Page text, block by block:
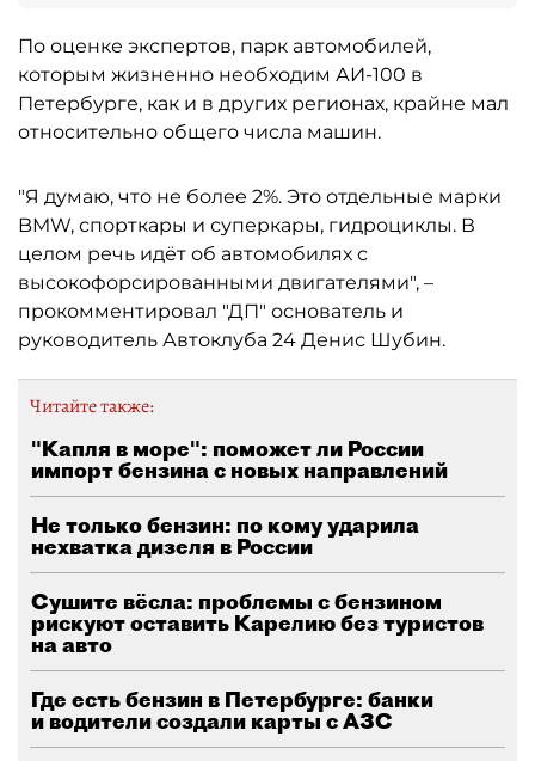
По оценке экспертов, парк автомобилей,
которым жизненно необходим АИ-100 в
Петербурге, как и в других регионах, крайне мал
относительно общего числа машин.
"Я думаю, что не более 2%. Это отдельные марки
BMW, спорткары и суперкары, гидроциклы. В
целом речь идёт об автомобилях с
высокофорсированными двигателями", –
прокомментировал "ДП" основатель и
руководитель Автоклуба 24 Денис Шубин.
Читайте также:
"Капля в море": поможет ли России
импорт бензина с новых направлений
Не только бензин: по кому ударила
нехватка дизеля в России
Сушите вёсла: проблемы с бензином
рискуют оставить Карелию без туристов
на авто
Где есть бензин в Петербурге: банки
и водители создали карты с АЗС